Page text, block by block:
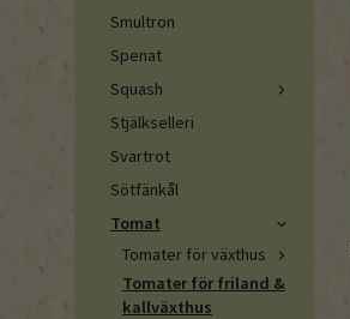
Smultron
Spenat
Squash
Stjälkselleri
Svartrot
Sötfänkål
Tomat
Tomater för växthus
Tomater för friland &
kallväxthus